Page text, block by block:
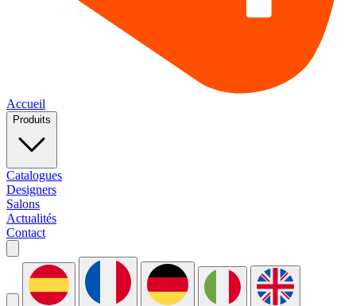
Accueil
Produits
Catalogues
Designers
Salons
Actualités
Contact